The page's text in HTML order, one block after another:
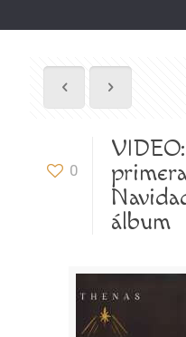
0
álbum